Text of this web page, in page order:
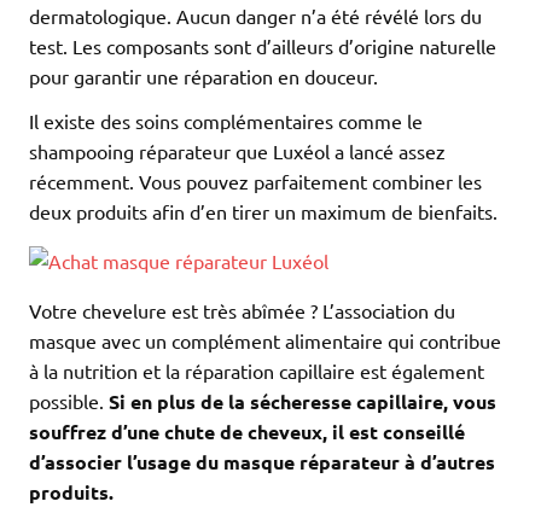
dermatologique. Aucun danger n’a été révélé lors du
test. Les composants sont d’ailleurs d’origine naturelle
pour garantir une réparation en douceur.
Il existe des soins complémentaires comme le
shampooing réparateur que Luxéol a lancé assez
récemment. Vous pouvez parfaitement combiner les
deux produits afin d’en tirer un maximum de bienfaits.
Votre chevelure est très abîmée ? L’association du
masque avec un complément alimentaire qui contribue
à la nutrition et la réparation capillaire est également
possible. Si en plus de la sécheresse capillaire, vous
souffrez d’une chute de cheveux, il est conseillé
d’associer l’usage du masque réparateur à d’autres
produits.